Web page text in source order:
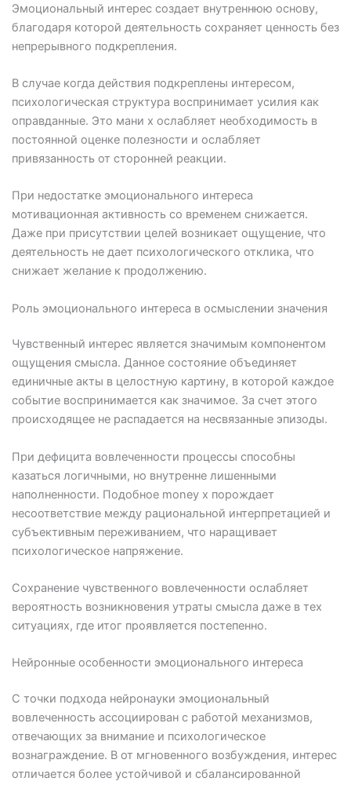
Эмоциональный интерес создает внутреннюю основу,
благодаря которой деятельность сохраняет ценность без
непрерывного подкрепления.
В случае когда действия подкреплены интересом,
психологическая структура воспринимает усилия как
оправданные. Это мани х ослабляет необходимость в
постоянной оценке полезности и ослабляет
привязанность от сторонней реакции.
При недостатке эмоционального интереса
мотивационная активность со временем снижается.
Даже при присутствии целей возникает ощущение, что
деятельность не дает психологического отклика, что
снижает желание к продолжению.
Роль эмоционального интереса в осмыслении значения
Чувственный интерес является значимым компонентом
ощущения смысла. Данное состояние объединяет
единичные акты в целостную картину, в которой каждое
событие воспринимается как значимое. За счет этого
происходящее не распадается на несвязанные эпизоды.
При дефицита вовлеченности процессы способны
казаться логичными, но внутренне лишенными
наполненности. Подобное money x порождает
несоответствие между рациональной интерпретацией и
субъективным переживанием, что наращивает
психологическое напряжение.
Сохранение чувственного вовлеченности ослабляет
вероятность возникновения утраты смысла даже в тех
ситуациях, где итог проявляется постепенно.
Нейронные особенности эмоционального интереса
С точки подхода нейронауки эмоциональный
вовлеченность ассоциирован с работой механизмов,
отвечающих за внимание и психологическое
вознаграждение. В от мгновенного возбуждения, интерес
отличается более устойчивой и сбалансированной